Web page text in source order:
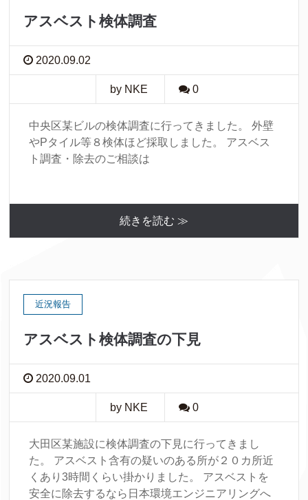
アスベスト検体調査
2020.09.02
by NKE 0
中央区某ビルの検体調査に行ってきました。 外壁
やPタイル等８検体ほど採取しました。 アスベス
ト調査・除去のご相談は
続きを読む ≫
近況報告
アスベスト検体調査の下見
2020.09.01
by NKE 0
大田区某施設に検体調査の下見に行ってきまし
た。 アスベスト含有の疑いのある所が２０カ所近
くあり3時間くらい掛かりました。 アスベストを
安全に除去するなら日本環境エンジニアリングへ